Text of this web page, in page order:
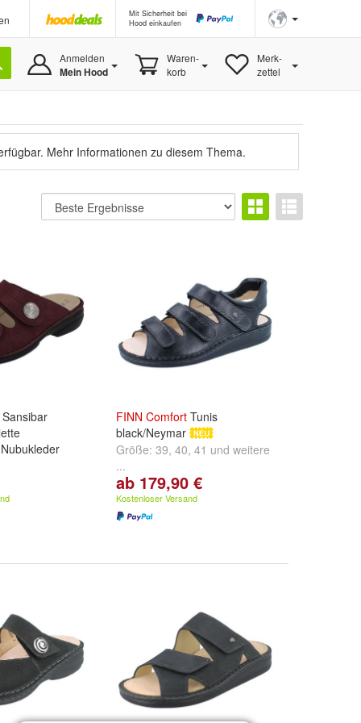
Mit Sicherheit bei
Hood einkaufen
Anmelden
Mein Hood
Waren-
korb
Merk-
zettel
Mehr Informationen zu diesem Thema.
Sansibar
FINN Comfort Tunis
black/Neymar
Größe: 39, 40, 41 und weitere
...
ab 179,90 €
Kostenloser Versand